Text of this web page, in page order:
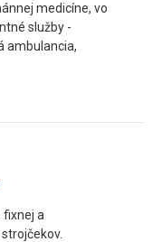
medicíne, vo
služby -
ambulancia,
fixnej a